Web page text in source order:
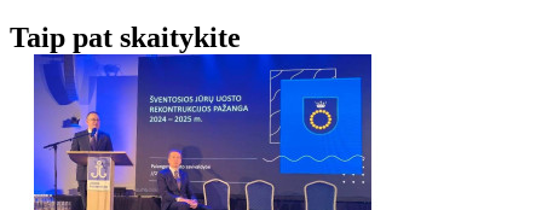
Taip pat skaitykite